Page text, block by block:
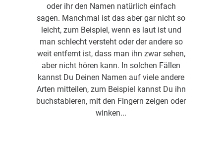
oder ihr den Namen natürlich einfach
sagen. Manchmal ist das aber gar nicht so
leicht, zum Beispiel, wenn es laut ist und
man schlecht versteht oder der andere so
weit entfernt ist, dass man ihn zwar sehen,
aber nicht hören kann. In solchen Fällen
kannst Du Deinen Namen auf viele andere
Arten mitteilen, zum Beispiel kannst Du ihn
buchstabieren, mit den Fingern zeigen oder
winken...